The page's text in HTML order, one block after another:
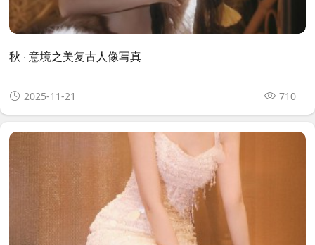
秋 · 意境之美复古人像写真
2025-11-21 710